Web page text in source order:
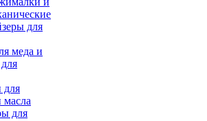
для
меда и
для
масла
для